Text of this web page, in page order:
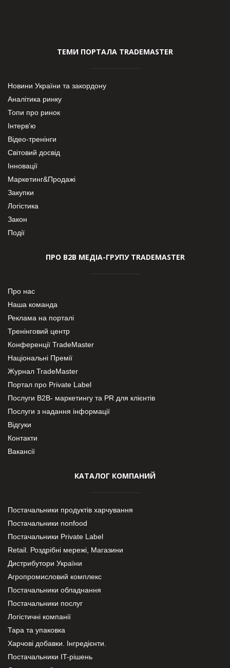
ТЕМИ ПОРТАЛА TRADEMASTER
Новини України та закордону
Аналітика ринку
Топи про ринок
Інтерв’ю
Відео-тренінги
Світовий досвід
Інновації
Маркетинг&Продажі
Закупки
Логістика
Закон
Події
ПРО В2В МЕДІА-ГРУПУ TRADEMASTER
Про нас
Наша команда
Реклама на порталі
Тренінговий центр
Конференції TradeMaster
Національні Премії
Журнал TradeMaster
Портал про Private Label
Послуги В2В- маркетингу та PR для клієнтів
Послуги з надання інформації
Відгуки
Контакти
Вакансії
КАТАЛОГ КОМПАНИЙ
Постачальники продуктів харчування
Постачальники nonfood
Постачальники Private Label
Retail. Роздрібні мережі, Магазини
Дистрибутори України
Агропромисловий комплекс
Постачальники обладнання
Постачальники послуг
Логістичні компанії
Тара та упаковка
Харчові добавки. Інгредієнти.
Постачальники IT-рішень